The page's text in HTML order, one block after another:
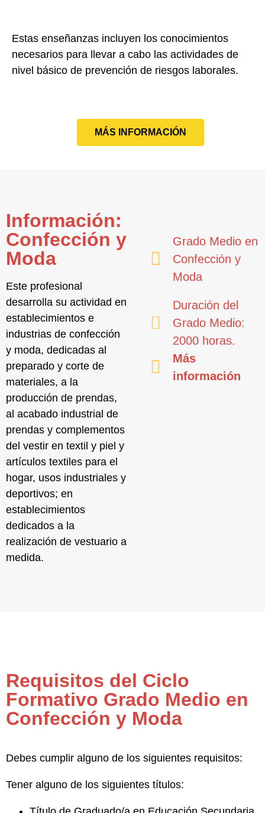
Estas enseñanzas incluyen los conocimientos
necesarios para llevar a cabo las actividades de
nivel básico de prevención de riesgos laborales.
MÁS INFORMACIÓN
Información:
Confección y
Moda
Este profesional
desarrolla su actividad en
establecimientos e
industrias de confección
y moda, dedicadas al
preparado y corte de
materiales, a la
producción de prendas,
al acabado industrial de
prendas y complementos
del vestir en textil y piel y
artículos textiles para el
hogar, usos industriales y
deportivos; en
establecimientos
dedicados a la
realización de vestuario a
medida.
Grado Medio en
Confección y
Moda
Duración del
Grado Medio:
2000 horas.
Más
información
Requisitos del Ciclo
Formativo Grado Medio en
Confección y Moda
Debes cumplir alguno de los siguientes requisitos:
Tener alguno de los siguientes títulos: